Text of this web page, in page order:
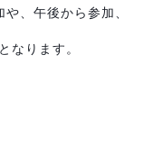
、午後から参加、
なります。